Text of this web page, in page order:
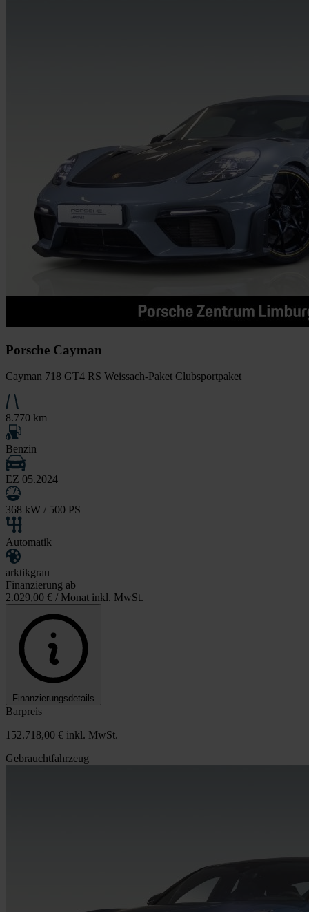
Porsche Cayman
Cayman 718 GT4 RS Weissach-Paket Clubsportpaket
8.770 km
Benzin
EZ 05.2024
368 kW / 500 PS
Automatik
arktikgrau
Finanzierung ab
2.029,00 € / Monat inkl. MwSt.
Finanzierungsdetails
Barpreis
152.718,00 € inkl. MwSt.
Gebrauchtfahrzeug